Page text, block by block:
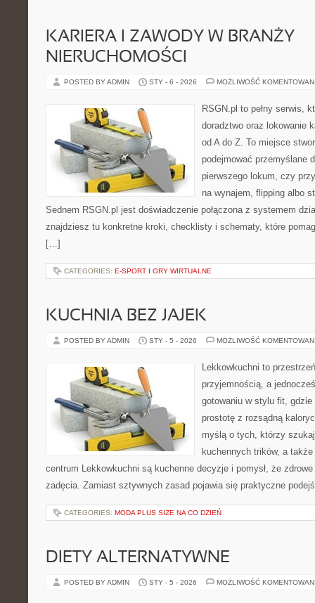
KARIERA I ZAWODY W BRANŻY
NIERUCHOMOŚCI
POSTED BY ADMIN STY - 6 - 2026 MOŻLIWOŚĆ
RSGN.pl to pełny serwis,
doradztwo oraz lokowanie
od A do Z. To miejsce
podejmować przemyślane
pierwszego lokum, czy
na wynajem, flipping albo
Sednem RSGN.pl jest doświadczenie połączona z systemem
znajdziesz tu konkretne kroki, checklisty i schematy, które
[…]
CATEGORIES: E-SPORT I GRY WIRTUALNE
KUCHNIA BEZ JAJEK
POSTED BY ADMIN STY - 5 - 2026 MOŻLIWOŚĆ
Lekkowkuchni to
przyjemnością, a
gotowaniu w stylu fit, gdzie
prostotę z rozsądną
myślą o tych, którzy
kuchennych trików, a
centrum Lekkowkuchni są kuchenne decyzje i pomysł, że
zadęcia. Zamiast sztywnych zasad pojawia się praktyczne
CATEGORIES: MODA PLUS SIZE NA CO DZIEŃ
DIETY ALTERNATYWNE
POSTED BY ADMIN STY - 5 - 2026 MOŻLIWOŚĆ